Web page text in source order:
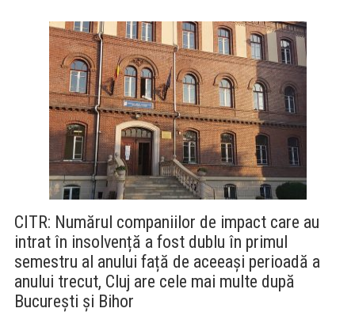
CITR: Numărul companiilor de impact care au
intrat în insolvență a fost dublu în primul
semestru al anului față de aceeași perioadă a
anului trecut, Cluj are cele mai multe după
București și Bihor